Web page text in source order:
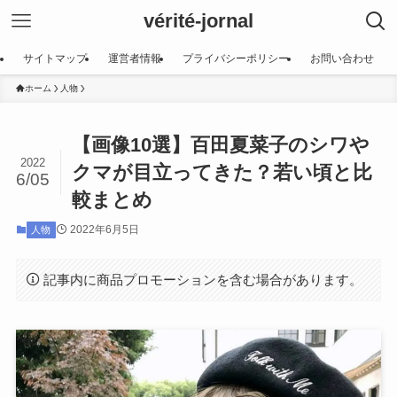
vérité-jornal
サイトマップ 運営者情報 プライバシーポリシー お問い合わせ
ホーム 人物
【画像10選】百田夏菜子のシワや
クマが目立ってきた？若い頃と比
較まとめ
2022
6/05
人物 2022年6月5日
記事内に商品プロモーションを含む場合があります。